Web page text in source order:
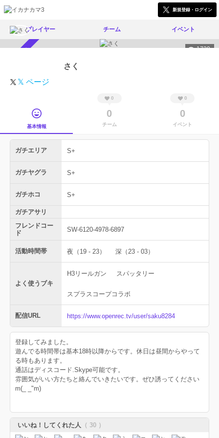
新規登録・ログイン
プレイヤー チーム イベント
1730
さく
𝕏 ページ
基本情報
0
0
チーム
0
0
イベント
ガチエリア S+
ガチヤグラ S+
ガチホコ S+
ガチアサリ
フレンドコー
ド
SW-6120-4978-6897
活動時間帯 夜（19 - 23） 深（23 - 03）
よく使うブキ
H3リールガン スパッタリー
スプラスコープコラボ
配信URL https://www.openrec.tv/user/saku8284
登録してみました。
遊んでる時間帯は基本18時以降からです。休日は昼間からやって
る時もあります。
通話はディスコード.Skype可能です。
雰囲気がいい方たちと絡んでいきたいです。ぜひ誘ってください
m(_ _"m)
いいね！してくれた人 （ 30 ）